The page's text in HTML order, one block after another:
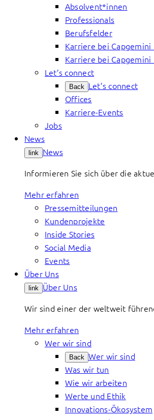
Absolvent*innen
Professionals
Berufsfelder
Karriere bei Capgemini
Karriere bei Capgemini
Let’s connect
Back Let’s connect
Offices
Karriere-Events
Jobs
News
link News
Informieren Sie sich über die
Mehr erfahren
Pressemitteilungen
Kundenprojekte
Inside Stories
Social Media
Events
Über Uns
link Über Uns
Wir sind einer der weltweit
Mehr erfahren
Wer wir sind
Back Wer wir sind
Was wir tun
Wie wir arbeiten
Werte und Ethik
Innovations-Ökosystem